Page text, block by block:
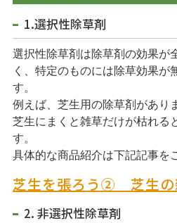
1.選択性除草剤
選択性除草剤は除草剤の効果が
く、特定のものには除草効果が
す。
例えば、芝生用の除草剤があり
芝生にまくと雑草だけが枯れる
す。
具体的な商品紹介は下記記事を
芝生を張ろう② 芝生の
2. 非選択性除草剤